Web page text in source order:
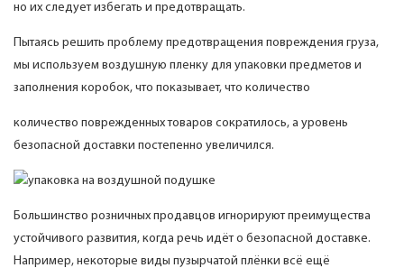
но их следует избегать и предотвращать.
Пытаясь решить проблему предотвращения повреждения груза,
мы используем воздушную пленку для упаковки предметов и
заполнения коробок, что показывает, что количество
количество поврежденных товаров сократилось, а уровень
безопасной доставки постепенно увеличился.
Большинство розничных продавцов игнорируют преимущества
устойчивого развития, когда речь идёт о безопасной доставке.
Например, некоторые виды пузырчатой ​​плёнки всё ещё